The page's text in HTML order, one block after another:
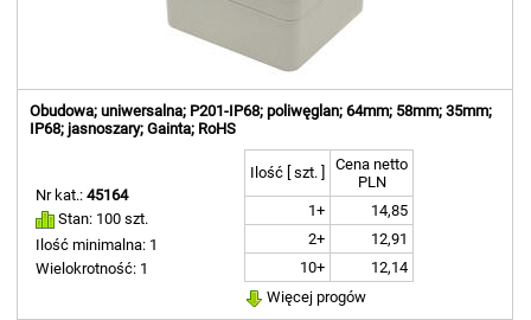
Obudowa; uniwersalna; P201-IP68; poliwęglan; 64mm; 58mm; 35mm;
IP68; jasnoszary; Gainta; RoHS
Nr kat.:45164
Stan: 100 szt.
Ilość minimalna: 1
Wielokrotność: 1
Ilość [ szt. ]
Cena netto
PLN
1+
14,85
2+
12,91
10+
12,14
Więcej progów